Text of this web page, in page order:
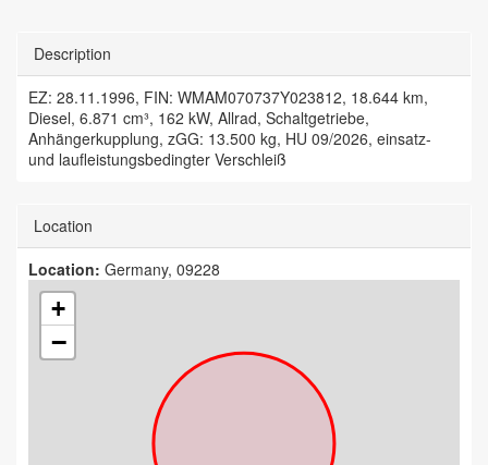
Description
EZ: 28.11.1996, FIN: WMAM070737Y023812, 18.644 km,
Diesel, 6.871 cm³, 162 kW, Allrad, Schaltgetriebe,
Anhängerkupplung, zGG: 13.500 kg, HU 09/2026, einsatz-
und laufleistungsbedingter Verschleiß
Location
Location: Germany, 09228
+
−